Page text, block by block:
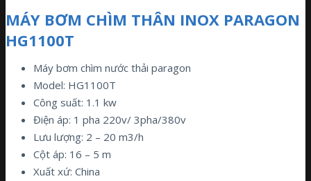
MÁY BƠM CHÌM THÂN INOX PARAGON
HG1100T
Máy bơm chìm nước thải paragon
Model: HG1100T
Công suất: 1.1 kw
Điện áp: 1 pha 220v/ 3pha/380v
Lưu lượng: 2 – 20 m3/h
Cột áp: 16 – 5 m
Xuất xứ: China